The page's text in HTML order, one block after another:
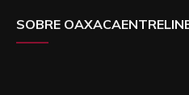
SOBRE